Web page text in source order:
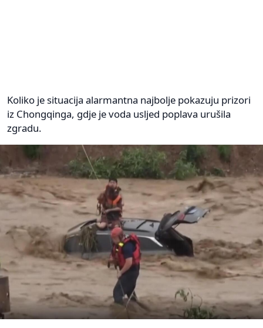
Koliko je situacija alarmantna najbolje pokazuju prizori
iz Chongqinga, gdje je voda usljed poplava urušila
zgradu.